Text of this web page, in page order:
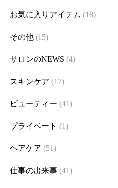
お気に入りアイテム (18)
その他 (15)
サロンのNEWS (4)
スキンケア (17)
ビューティー (41)
プライベート (1)
ヘアケア (51)
仕事の出来事 (41)